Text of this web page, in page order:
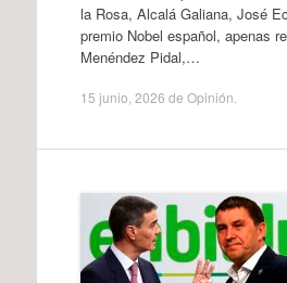
la Rosa, Alcalá Galiana, José
premio Nobel español, apenas
Menéndez Pidal,…
15 junio, 2026 de Opinión